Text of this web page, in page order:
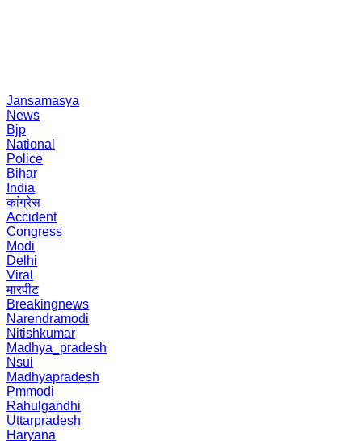
Jansamasya
News
Bjp
National
Police
Bihar
India
कांग्रेस
Accident
Congress
Modi
Delhi
Viral
मारपीट
Breakingnews
Narendramodi
Nitishkumar
Madhya_pradesh
Nsui
Madhyapradesh
Pmmodi
Rahulgandhi
Uttarpradesh
Haryana